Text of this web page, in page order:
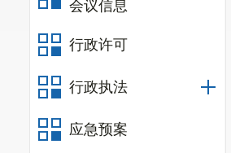
会议信息
行政许可
行政执法
应急预案